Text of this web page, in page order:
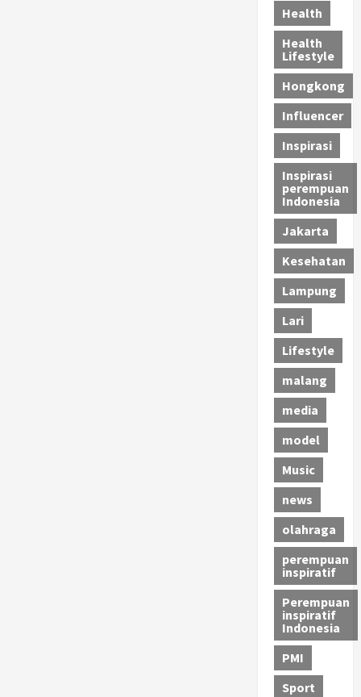
Health
Health
Lifestyle
Hongkong
Influencer
Inspirasi
Inspirasi
perempuan
Indonesia
Jakarta
Kesehatan
Lampung
Lari
Lifestyle
malang
media
model
Music
news
olahraga
perempuan
inspiratif
Perempuan
inspiratif
Indonesia
PMI
Sport